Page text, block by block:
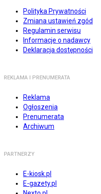
Polityka Prywatności
Zmiana ustawień zgód
Regulamin serwisu
Informacje o nadawcy
Deklaracja dostępności
REKLAMA I PRENUMERATA
Reklama
Ogłoszenia
Prenumerata
Archiwum
PARTNERZY
E-kiosk.pl
E-gazety.pl